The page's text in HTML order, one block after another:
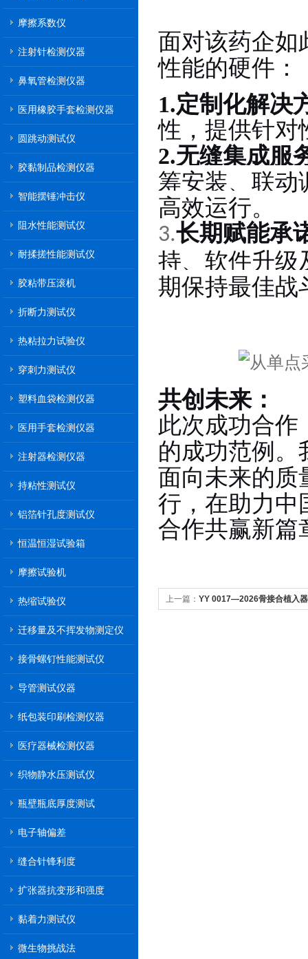
摩擦系数仪
注射针检测仪器
鼻氧管检测仪器
医用橡胶手套检测仪器
圆跳动测试仪
胶黏制品检测仪器
智能摆锤冲击仪
阻水性能测试仪
耐揉搓性能测试仪
胶粘带压滚机
折断力测试仪
热粘拉力试验仪
穿刺力测试仪
塑料血袋检测仪器
医用手套检测仪器
注射器检测仪器
持粘性测试仪
铝箔针孔度测试仪
恒温恒湿试验箱
摩擦试验机
热缩试验仪
迁移量及不挥发物测定仪
接骨螺钉性能测试仪
导管测试仪器
纸包装印刷检测仪器
医疗器械检测仪器
织物静水压测试仪
瓶壁瓶底厚度测试
电子轴偏差
缝合针锋利度
扩张器抗变形和强度
黏着力测试仪
微生物挑战法
面对该药企如
性能的硬件：
1.定制化解决
性，提供针对
2.无缝集成服
筹安装、联
高效运行。
3.长期赋能承
持、软件升级
期保持最佳战
共创未来：
此次成功合作
的成功范例
面向未来的质
行，在助力中
合作共赢新篇
上一篇： YY 0017—2026骨接合植入